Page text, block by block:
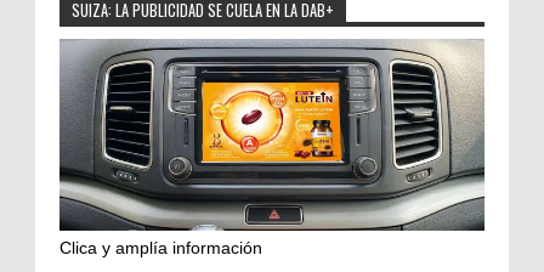
SUIZA: LA PUBLICIDAD SE CUELA EN LA DAB+
Clica y amplía información